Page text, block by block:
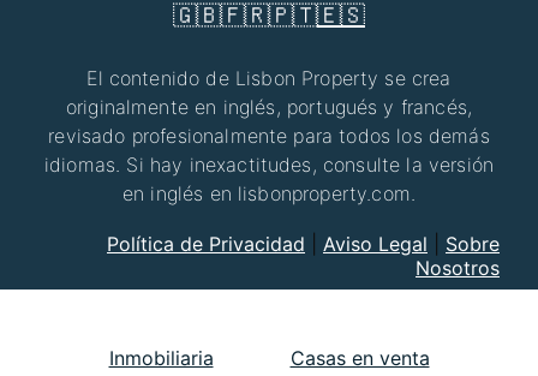
🇬🇧🇫🇷🇵🇹🇪🇸
El contenido de Lisbon Property se crea
originalmente en inglés, portugués y francés,
revisado profesionalmente para todos los demás
idiomas. Si hay inexactitudes, consulte la versión
en inglés en lisbonproperty.com.
Política de Privacidad Aviso Legal
Sobre
Nosotros
Inmobiliaria Casas en venta